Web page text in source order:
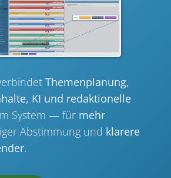
Themenplanung,
KI und redaktionelle
System — für mehr
Abstimmung und klarere
.